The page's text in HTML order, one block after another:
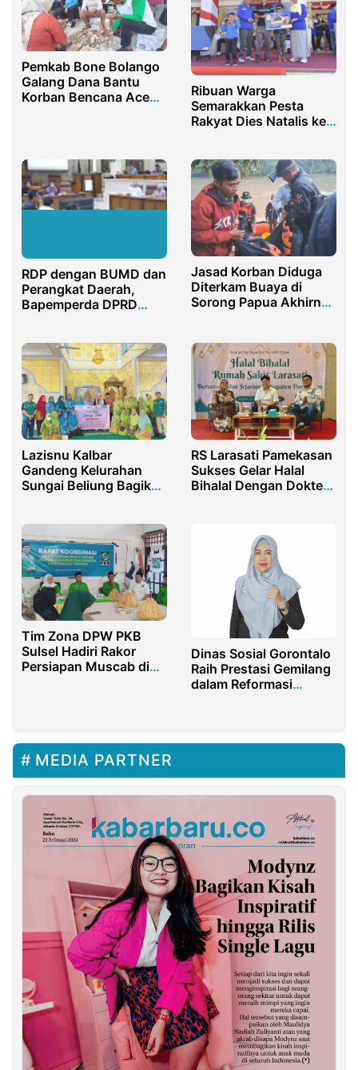
Pemkab Bone Bolango
Galang Dana Bantu
Korban Bencana Aceh
Ribuan Warga
Semarakkan Pesta
Rakyat Dies Natalis ke-
Doorprize Dibagikan
RDP dengan BUMD dan
Perangkat Daerah,
Bapemperda DPRD
untuk Menyusun
Raperda
Jasad Korban Diduga
Diterkam Buaya di
Sorong Papua Akhirnya
Lazisnu Kalbar
Gandeng Kelurahan
Sungai Beliung Bagikan
RS Larasati Pamekasan
Sukses Gelar Halal
Bihalal Dengan Dokter
Tim Zona DPW PKB
Sulsel Hadiri Rakor
Persiapan Muscab di
Dinas Sosial Gorontalo
Raih Prestasi Gemilang
dalam Reformasi
MEDIA PARTNER